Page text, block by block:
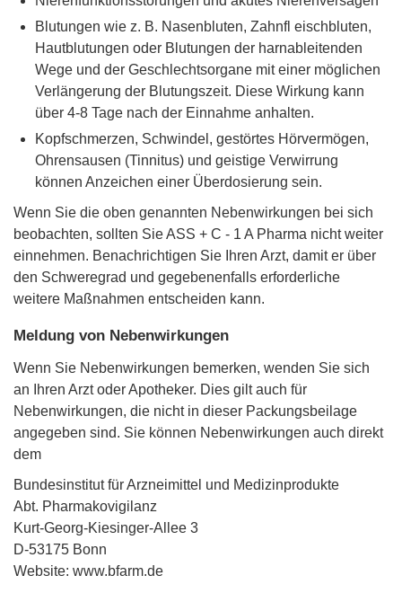
Blutungen wie z. B. Nasenbluten, Zahnfl eischbluten,
Hautblutungen oder Blutungen der harnableitenden
Wege und der Geschlechtsorgane mit einer möglichen
Verlängerung der Blutungszeit. Diese Wirkung kann
über 4-8 Tage nach der Einnahme anhalten.
Kopfschmerzen, Schwindel, gestörtes Hörvermögen,
Ohrensausen (Tinnitus) und geistige Verwirrung
können Anzeichen einer Überdosierung sein.
Wenn Sie die oben genannten Nebenwirkungen bei sich
beobachten, sollten Sie ASS + C - 1 A Pharma nicht weiter
einnehmen. Benachrichtigen Sie Ihren Arzt, damit er über
den Schweregrad und gegebenenfalls erforderliche
weitere Maßnahmen entscheiden kann.
Meldung von Nebenwirkungen
Wenn Sie Nebenwirkungen bemerken, wenden Sie sich
an Ihren Arzt oder Apotheker. Dies gilt auch für
Nebenwirkungen, die nicht in dieser Packungsbeilage
angegeben sind. Sie können Nebenwirkungen auch direkt
dem
Bundesinstitut für Arzneimittel und Medizinprodukte
Abt. Pharmakovigilanz
Kurt-Georg-Kiesinger-Allee 3
D-53175 Bonn
Website: www.bfarm.de